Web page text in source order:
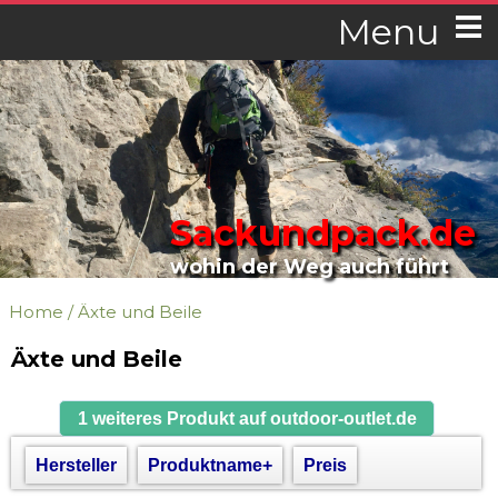
Menu
Sackundpack.de
wohin der Weg auch führt
Home /Äxte und Beile
Äxte und Beile
1 weiteres Produkt auf outdoor-outlet.de
Hersteller Produktname+ Preis